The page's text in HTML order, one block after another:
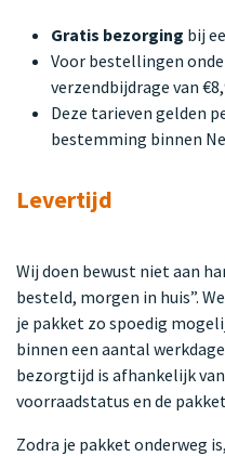
Gratis bezorging bij
Voor bestellingen
verzendbijdrage van
Deze tarieven gelden
bestemming binnen
Levertijd
Wij doen bewust niet aan
besteld, morgen in huis”.
je pakket zo spoedig
binnen een aantal
bezorgtijd is afhankelijk
voorraadstatus en de
Zodra je pakket onderweg